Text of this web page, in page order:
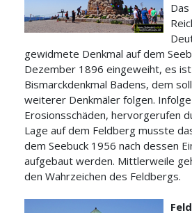
gewidmete Denkmal auf dem
Dezember 1896 eingeweiht, es
Bismarckdenkmal Badens, dem
weiterer Denkmäler folgen.
Erosionsschäden, hervorgerufen
Lage auf dem Feldberg musste
dem Seebuck 1956 nach dessen
aufgebaut werden. Mittlerweile
den Wahrzeichen des Feldbergs.